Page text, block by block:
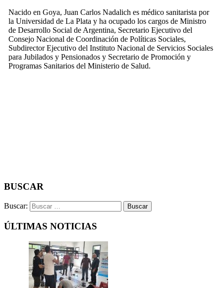
Nacido en Goya, Juan Carlos Nadalich es médico sanitarista por
la Universidad de La Plata y ha ocupado los cargos de Ministro
de Desarrollo Social de Argentina, Secretario Ejecutivo del
Consejo Nacional de Coordinación de Políticas Sociales,
Subdirector Ejecutivo del Instituto Nacional de Servicios Sociales
para Jubilados y Pensionados y Secretario de Promoción y
Programas Sanitarios del Ministerio de Salud.
BUSCAR
Buscar:
ÚLTIMAS NOTICIAS